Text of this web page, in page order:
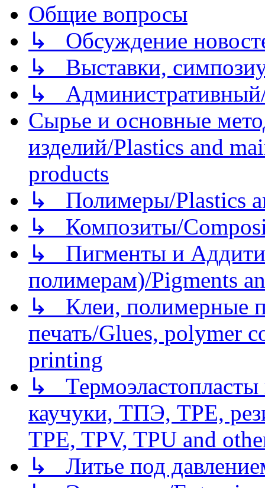
Общие вопросы
↳ Обсуждение
↳ Выставки,
↳
Сырье и основные
изделий/Plastics and
products
↳ Полимеры/Plastics
↳ Композиты/
↳ Пигменты и
полимерам)/Pigments
↳ Клеи, полимерные
печать/Glues, polymer
printing
↳
каучуки, ТПЭ, TPE,
TPE, TPV, TPU and
↳ Литье под